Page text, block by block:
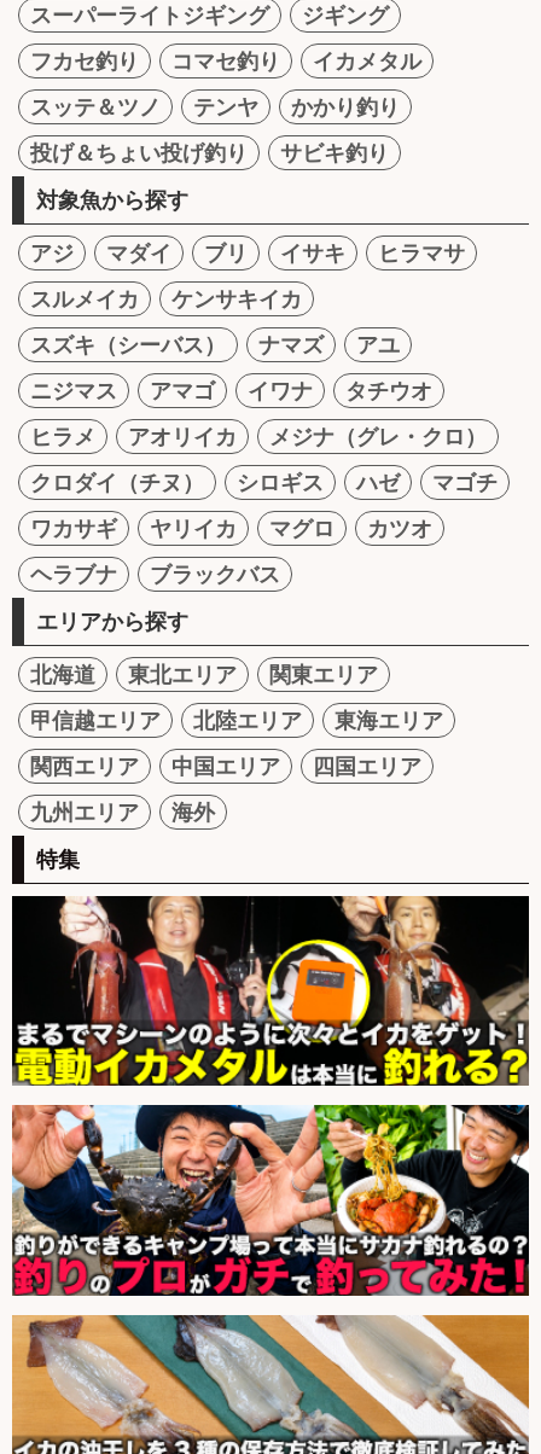
スーパーライトジギング
ジギング
フカセ釣り
コマセ釣り
イカメタル
スッテ＆ツノ
テンヤ
かかり釣り
投げ＆ちょい投げ釣り
サビキ釣り
対象魚から探す
アジ マダイ ブリ イサキ
ヒラマサ
スルメイカ
ケンサキイカ
スズキ（シーバス）
ナマズ
アユ
ニジマス
アマゴ イワナ
タチウオ
ヒラメ
アオリイカ
メジナ（グレ・クロ）
クロダイ（チヌ）
シロギス ハゼ
マゴチ
ワカサギ
ヤリイカ マグロ
カツオ
ヘラブナ
ブラックバス
エリアから探す
北海道 東北エリア
関東エリア
甲信越エリア
北陸エリア
東海エリア
関西エリア
中国エリア
四国エリア
九州エリア
海外
特集